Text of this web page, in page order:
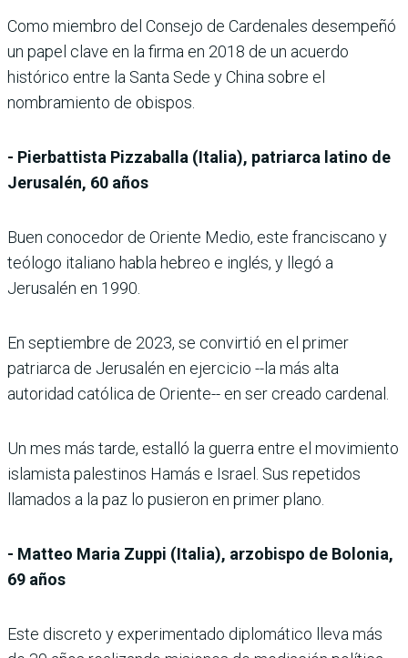
Como miembro del Consejo de Cardenales desempeñó
un papel clave en la firma en 2018 de un acuerdo
histórico entre la Santa Sede y China sobre el
nombramiento de obispos.
- Pierbattista Pizzaballa (Italia), patriarca latino de
Jerusalén, 60 años
Buen conocedor de Oriente Medio, este franciscano y
teólogo italiano habla hebreo e inglés, y llegó a
Jerusalén en 1990.
En septiembre de 2023, se convirtió en el primer
patriarca de Jerusalén en ejercicio --la más alta
autoridad católica de Oriente-- en ser creado cardenal.
Un mes más tarde, estalló la guerra entre el movimiento
islamista palestinos Hamás e Israel. Sus repetidos
llamados a la paz lo pusieron en primer plano.
- Matteo Maria Zuppi (Italia), arzobispo de Bolonia,
69 años
Este discreto y experimentado diplomático lleva más